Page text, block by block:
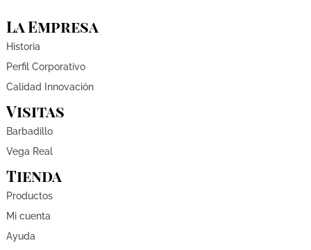
La Empresa
Historia
Perfil Corporativo
Calidad Innovación
Visitas
Barbadillo
Vega Real
Tienda
Productos
Mi cuenta
Ayuda